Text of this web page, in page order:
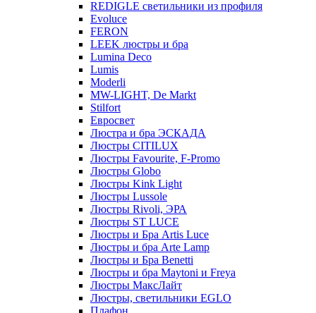
REDIGLE светильники из профиля
Evoluce
FERON
LEEK люстры и бра
Lumina Deco
Lumis
Moderli
MW-LIGHT, De Markt
Stilfort
Евросвет
Люстра и бра ЭСКАДА
Люстры CITILUX
Люстры Favourite, F-Promo
Люстры Globo
Люстры Kink Light
Люстры Lussole
Люстры Rivoli, ЭРА
Люстры ST LUCE
Люстры и Бра Artis Luce
Люстры и бра Arte Lamp
Люстры и Бра Benetti
Люстры и бра Maytoni и Freya
Люстры МаксЛайт
Люстры, светильники EGLO